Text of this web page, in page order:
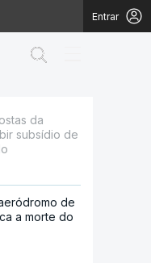
Entrar
da
subsídio de
de
a morte do